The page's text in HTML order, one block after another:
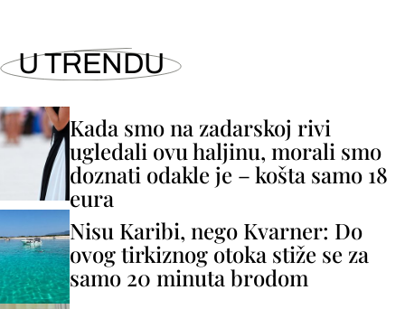
U TRENDU
Kada smo na zadarskoj rivi
ugledali ovu haljinu, morali smo
doznati odakle je – košta samo 18
eura
Nisu Karibi, nego Kvarner: Do
ovog tirkiznog otoka stiže se za
samo 20 minuta brodom